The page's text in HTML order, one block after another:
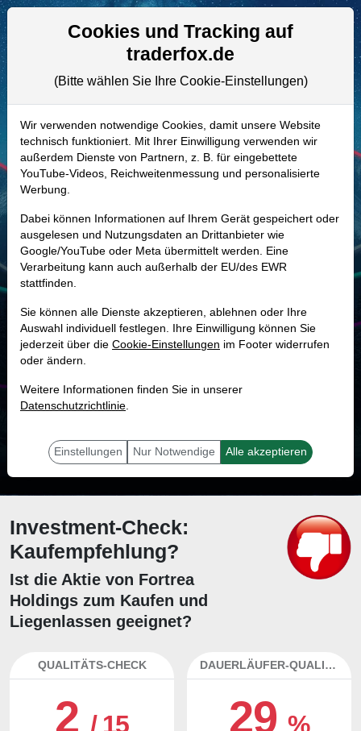
Aktien- und Artikelsuche
A3ECGB | FTRE–Fortrea Holdings
Aktie
Realtime-Aktienkurs:
- - -
-
Marktkapitalisierung 1,75 Mrd. USD
Unternehmenswert
Umsatz 2,72 Mrd. USD
73.7 %
mit dieser Aktie erfolgreich sein.
Investment-Check:
Kaufempfehlung?
Ist die Aktie von Fortrea
Holdings zum Kaufen und
Liegenlassen geeignet?
QUALITÄTS-CHECK
2/ 15
DAUERLÄUFER-QUALITÄTEN
29%
Cookies und Tracking auf
traderfox.de
(Bitte wählen Sie Ihre Cookie-Einstellungen)
Wir verwenden notwendige Cookies, damit unsere Website
technisch funktioniert. Mit Ihrer Einwilligung verwenden wir
außerdem Dienste von Partnern, z. B. für eingebettete
YouTube-Videos, Reichweitenmessung und personalisierte
Werbung.
Dabei können Informationen auf Ihrem Gerät gespeichert oder
ausgelesen und Nutzungsdaten an Drittanbieter wie
Google/YouTube oder Meta übermittelt werden. Eine
Verarbeitung kann auch außerhalb der EU/des EWR
stattfinden.
Sie können alle Dienste akzeptieren, ablehnen oder Ihre
Auswahl individuell festlegen. Ihre Einwilligung können Sie
jederzeit über die Cookie-Einstellungen im Footer widerrufen
oder ändern.
Weitere Informationen finden Sie in unserer
Datenschutzrichtlinie.
Einstellungen Nur Notwendige Alle akzeptieren